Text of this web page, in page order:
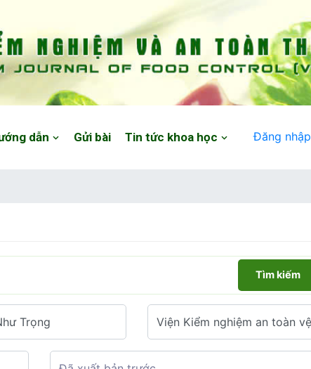
dẫn Gửi bài Tin tức khoa học Đăng nhập
Tìm kiếm